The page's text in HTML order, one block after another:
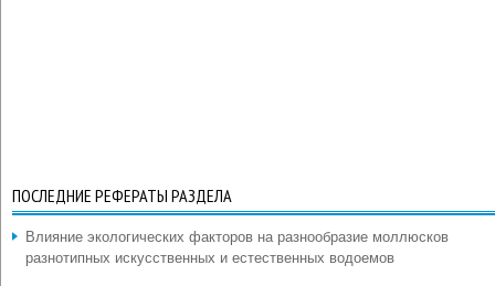
ПОСЛЕДНИЕ РЕФЕРАТЫ РАЗДЕЛА
Влияние экологических факторов на разнообразие моллюсков
разнотипных искусственных и естественных водоемов